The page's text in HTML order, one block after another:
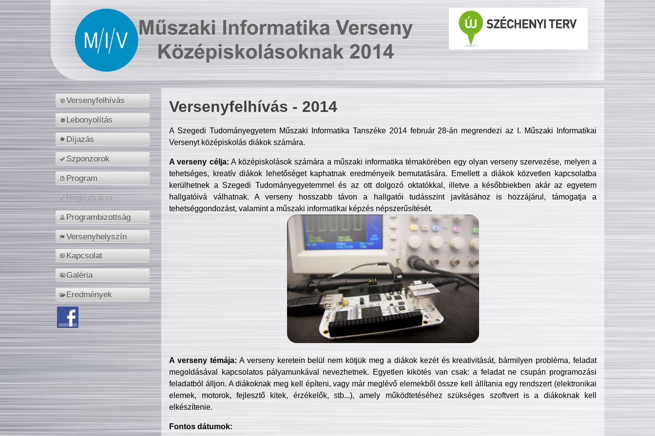
Versenyfelhívás
Lebonyolítás
Díjazás
Szponzorok
Program
Regisztráció
Programbizottság
Versenyhelyszín
Kapcsolat
Galéria
Eredmények
Versenyfelhívás - 2014
A Szegedi Tudományegyetem Műszaki Informatika Tanszéke 2014 február 28-án megrendezi az I. Műszaki Informatikai
Versenyt középiskolás diákok számára.
A verseny célja: A középiskolások számára a műszaki informatika témakörében egy olyan verseny szervezése, melyen a
tehetséges, kreatív diákok lehetőséget kaphatnak eredményeik bemutatására. Emellett a diákok közvetlen kapcsolatba
kerülhetnek a Szegedi Tudományegyetemmel és az ott dolgozó oktatókkal, illetve a későbbiekben akár az egyetem
hallgatóivá válhatnak. A verseny hosszabb távon a hallgatói tudásszint javításához is hozzájárul, támogatja a
tehetséggondozást, valamint a műszaki informatikai képzés népszerűsítését.
A verseny témája: A verseny keretein belül nem kötjük meg a diákok kezét és kreativitását, bármilyen probléma, feladat
megoldásával kapcsolatos pályamunkával nevezhetnek. Egyetlen kikötés van csak: a feladat ne csupán programozási
feladatból álljon. A diákoknak meg kell építeni, vagy már meglévő elemekből össze kell állítania egy rendszert (elektronikai
elemek, motorok, fejlesztő kitek, érzékelők, stb...), amely működtetéséhez szükséges szoftvert is a diákoknak kell
elkészítenie.
Fontos dátumok: